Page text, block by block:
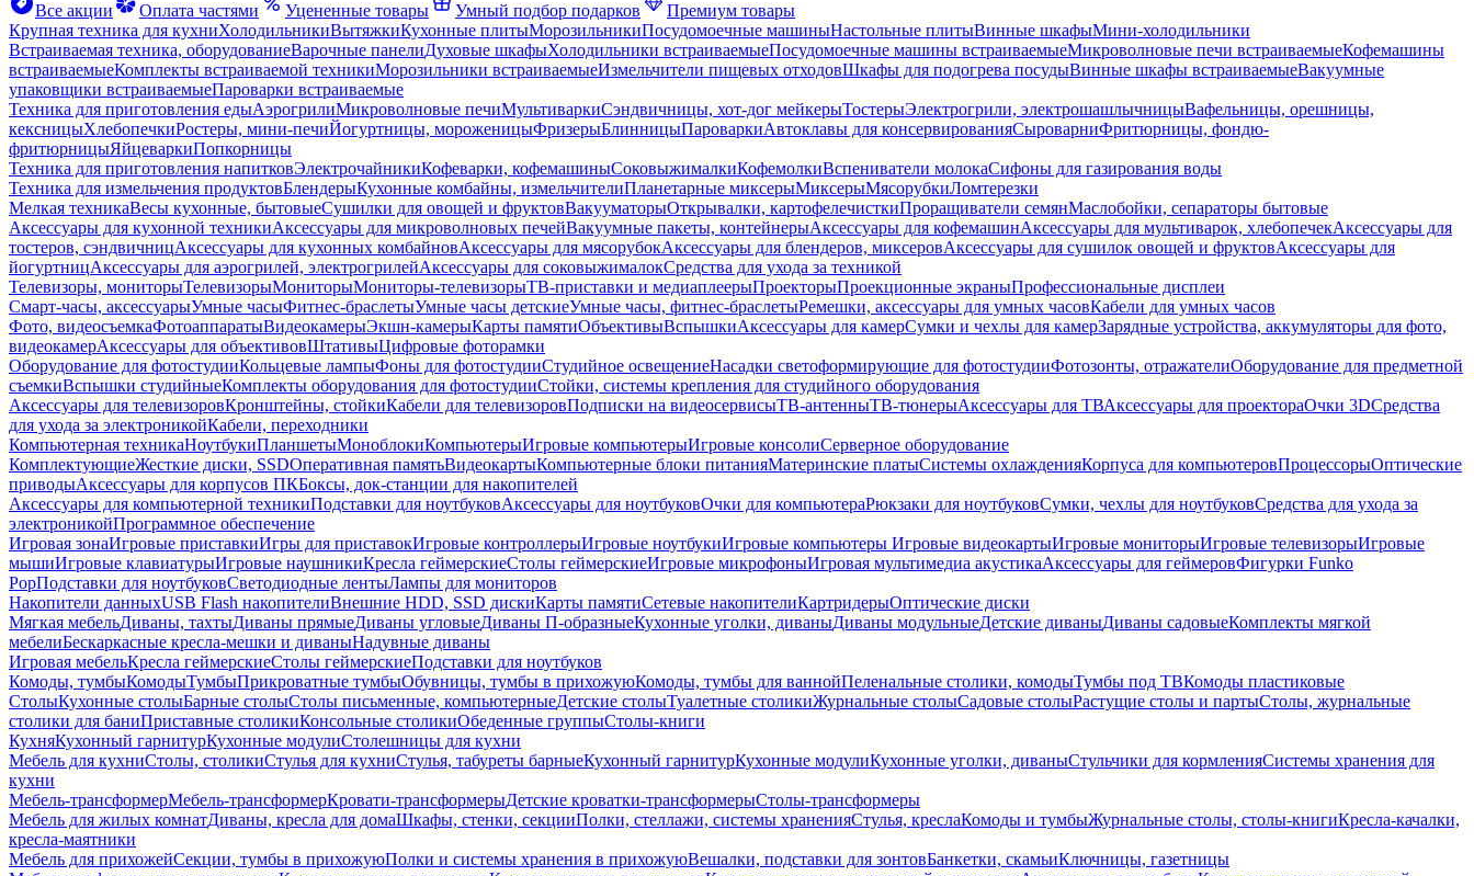
Все акции
Оплата частями Уцененные товары Умный подбор подарков
Премиум товары
Крупная техника для кухниХолодильникиВытяжкиКухонные плитыМорозильникиПосудомоечные машиныНастольные плитыВинные шкафыМини-холодильники
Встраиваемая техника, оборудованиеВарочные панелиДуховые шкафыХолодильники встраиваемыеПосудомоечные машины встраиваемыеМикроволновые печи встраиваемыеКофемашины
встраиваемыеКомплекты встраиваемой техникиМорозильники встраиваемыеИзмельчители пищевых отходовШкафы для подогрева посудыВинные шкафы встраиваемыеВакуумные
упаковщики встраиваемыеПароварки встраиваемые
Техника для приготовления едыАэрогрилиМикроволновые печиМультиваркиСэндвичницы, хот-дог мейкерыТостерыЭлектрогрили, электрошашлычницыВафельницы, орешницы,
кексницыХлебопечкиРостеры, мини-печиЙогуртницы, мороженицыФризерыБлинницыПароваркиАвтоклавы для консервированияСыроварниФритюрницы, фондю-
фритюрницыЯйцеваркиПопкорницы
Техника для приготовления напитковЭлектрочайникиКофеварки, кофемашиныСоковыжималкиКофемолкиВспениватели молокаСифоны для газирования воды
Техника для измельчения продуктовБлендерыКухонные комбайны, измельчителиПланетарные миксерыМиксерыМясорубкиЛомтерезки
Мелкая техникаВесы кухонные, бытовыеСушилки для овощей и фруктовВакууматорыОткрывалки, картофелечисткиПроращиватели семянМаслобойки, сепараторы бытовые
Аксессуары для кухонной техникиАксессуары для микроволновых печейВакуумные пакеты, контейнерыАксессуары для кофемашинАксессуары для мультиварок, хлебопечекАксессуары для
тостеров, сэндвичницАксессуары для кухонных комбайновАксессуары для мясорубокАксессуары для блендеров, миксеровАксессуары для сушилок овощей и фруктовАксессуары для
йогуртницАксессуары для аэрогрилей, электрогрилейАксессуары для соковыжималокСредства для ухода за техникой
Телевизоры, мониторыТелевизорыМониторыМониторы-телевизорыТВ-приставки и медиаплеерыПроекторыПроекционные экраныПрофессиональные дисплеи
Смарт-часы, аксессуарыУмные часыФитнес-браслетыУмные часы детскиеУмные часы, фитнес-браслетыРемешки, аксессуары для умных часовКабели для умных часов
Фото, видеосъемкаФотоаппаратыВидеокамерыЭкшн-камерыКарты памятиОбъективыВспышкиАксессуары для камерСумки и чехлы для камерЗарядные устройства, аккумуляторы для фото,
видеокамерАксессуары для объективовШтативыЦифровые фоторамки
Оборудование для фотостудииКольцевые лампыФоны для фотостудииСтудийное освещениеНасадки светоформирующие для фотостудииФотозонты, отражателиОборудование для предметной
съемкиВспышки студийныеКомплекты оборудования для фотостудииСтойки, системы крепления для студийного оборудования
Аксессуары для телевизоровКронштейны, стойкиКабели для телевизоровПодписки на видеосервисыТВ-антенныТВ-тюнерыАксессуары для ТВАксессуары для проектораОчки 3DСредства
для ухода за электроникойКабели, переходники
Компьютерная техникаНоутбукиПланшетыМоноблокиКомпьютерыИгровые компьютерыИгровые консолиСерверное оборудование
КомплектующиеЖесткие диски, SSDОперативная памятьВидеокартыКомпьютерные блоки питанияМатеринские платыСистемы охлажденияКорпуса для компьютеровПроцессорыОптические
приводыАксессуары для корпусов ПКБоксы, док-станции для накопителей
Аксессуары для компьютерной техникиПодставки для ноутбуковАксессуары для ноутбуковОчки для компьютераРюкзаки для ноутбуковСумки, чехлы для ноутбуковСредства для ухода за
электроникойПрограммное обеспечение
Игровая зонаИгровые приставкиИгры для приставокИгровые контроллерыИгровые ноутбукиИгровые компьютеры Игровые видеокартыИгровые мониторыИгровые телевизорыИгровые
мышиИгровые клавиатурыИгровые наушникиКресла геймерскиеСтолы геймерскиеИгровые микрофоныИгровая мультимедиа акустикаАксессуары для геймеровФигурки Funko
PopПодставки для ноутбуковСветодиодные лентыЛампы для мониторов
Накопители данныхUSB Flash накопителиВнешние HDD, SSD дискиКарты памятиСетевые накопителиКартридерыОптические диски
Мягкая мебельДиваны, тахтыДиваны прямыеДиваны угловыеДиваны П-образныеКухонные уголки, диваныДиваны модульныеДетские диваныДиваны садовыеКомплекты мягкой
мебелиБескаркасные кресла-мешки и диваныНадувные диваны
Игровая мебельКресла геймерскиеСтолы геймерскиеПодставки для ноутбуков
Комоды, тумбыКомодыТумбыПрикроватные тумбыОбувницы, тумбы в прихожуюКомоды, тумбы для ваннойПеленальные столики, комодыТумбы под ТВКомоды пластиковые
СтолыКухонные столыБарные столыСтолы письменные, компьютерныеДетские столыТуалетные столикиЖурнальные столыСадовые столыРастущие столы и партыСтолы, журнальные
столики для баниПриставные столикиКонсольные столикиОбеденные группыСтолы-книги
КухняКухонный гарнитурКухонные модулиСтолешницы для кухни
Мебель для кухниСтолы, столикиСтулья для кухниСтулья, табуреты барныеКухонный гарнитурКухонные модулиКухонные уголки, диваныСтульчики для кормленияСистемы хранения для
кухни
Мебель-трансформерМебель-трансформерКровати-трансформерыДетские кроватки-трансформерыСтолы-трансформеры
Мебель для жилых комнатДиваны, кресла для домаШкафы, стенки, секцииПолки, стеллажи, системы храненияСтулья, креслаКомоды и тумбыЖурнальные столы, столы-книгиКресла-качалки,
кресла-маятники
Мебель для прихожейСекции, тумбы в прихожуюПолки и системы хранения в прихожуюВешалки, подставки для зонтовБанкетки, скамьиКлючницы, газетницы